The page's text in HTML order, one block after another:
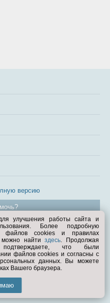
версию
улучшения работы сайта и
Более подробную
файлов cookies и правилах
можно найтиздесь. Продолжая
что были
файлов cookies и согласны с
данных. Вы можете
Вашего браузера.